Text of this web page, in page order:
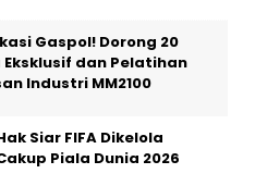
Gaspol! Dorong 20
Eksklusif dan Pelatihan
Industri MM2100
Siar FIFA Dikelola
Piala Dunia 2026